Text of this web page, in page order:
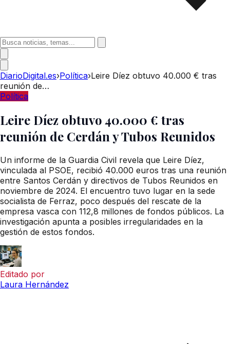
DiarioDigital.es›Política›Leire Díez obtuvo 40.000 € tras
reunión de…
Política
Leire Díez obtuvo 40.000 € tras
reunión de Cerdán y Tubos Reunidos
Un informe de la Guardia Civil revela que Leire Díez,
vinculada al PSOE, recibió 40.000 euros tras una reunión
entre Santos Cerdán y directivos de Tubos Reunidos en
noviembre de 2024. El encuentro tuvo lugar en la sede
socialista de Ferraz, poco después del rescate de la
empresa vasca con 112,8 millones de fondos públicos. La
investigación apunta a posibles irregularidades en la
gestión de estos fondos.
Editado por
Laura Hernández